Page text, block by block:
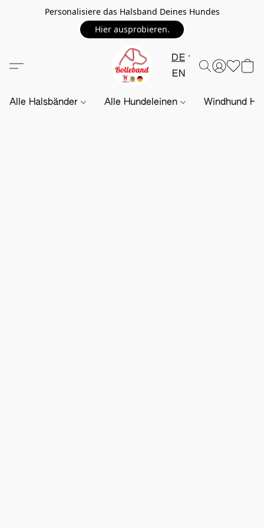
Personalisiere das Halsband Deines Hundes
Hier ausprobieren.
DE
EN
Alle Halsbänder Alle Hundeleinen Windhund